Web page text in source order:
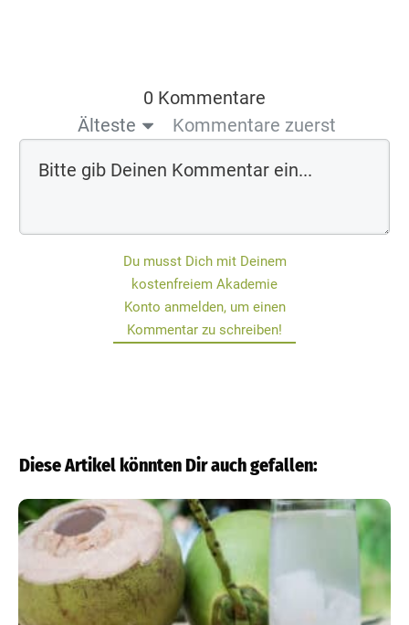
0 Kommentare
Älteste
Kommentare zuerst
Du musst Dich mit Deinem
kostenfreiem Akademie
Konto anmelden, um einen
Kommentar zu schreiben!
Diese Artikel könnten Dir auch gefallen: